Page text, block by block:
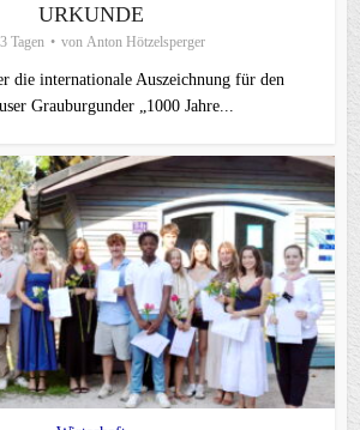
URKUNDE
Tagen von Anton Hötzelsperger
die internationale Auszeichnung für den
Grauburgunder „1000 Jahre...